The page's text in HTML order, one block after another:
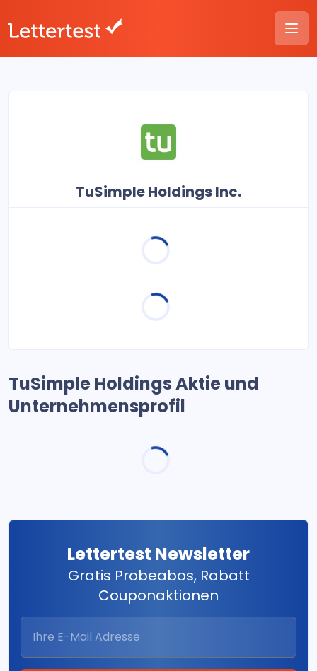
TuSimple Holdings Inc.
TuSimple Holdings Aktie und
Unternehmensprofil
Lettertest Newsletter
Gratis Probeabos, Rabatt
Couponaktionen